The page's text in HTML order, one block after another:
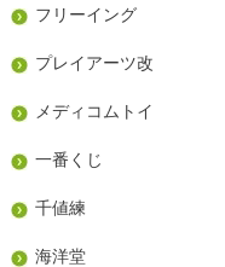
フリーイング
プレイアーツ改
メディコムトイ
一番くじ
千値練
海洋堂